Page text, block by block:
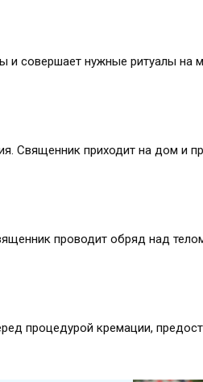
совершает нужные ритуалы на
Священник приходит на дом и
проводит обряд над
процедурой кремации,